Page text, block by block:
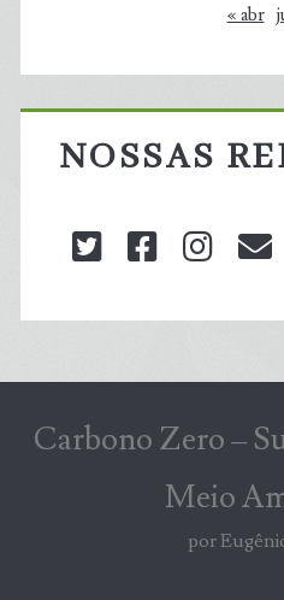
« abr
NOSSAS
twitterfacebook
Carbono Zero –
Meio
por